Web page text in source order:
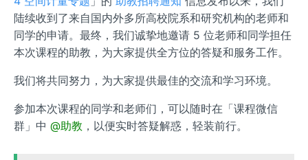
陆续收到了来自国内外多所高校院系和研究机构的老师和
同学的申请。最终，我们诚挚地邀请 5 位老师和同学担任
本次课程的助教，为大家提供全方位的答疑和服务工作。
我们将共同努力，为大家提供最佳的交流和学习环境。
参加本次课程的同学和老师们，可以随时在「课程微信
群」中 @助教 ，以便实时答疑解惑，轻装前行。